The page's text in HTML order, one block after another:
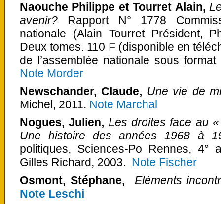
Naouche Philippe et Tourret Alain,
avenir? Rapport N° 1778
nationale (Alain Tourret Président,
Deux tomes. 110 F (disponible en
de l’assemblée nationale sous
Note Morder
Newschander, Claude, Une vie de
Michel, 2011. Note Marchal
Nogues, Julien, Les droites face au
Une histoire des années 1968 à
politiques, Sciences-Po Rennes, 4°
Gilles Richard, 2003. Note Fischer
Osmont, Stéphane, Eléments
Note Leschi